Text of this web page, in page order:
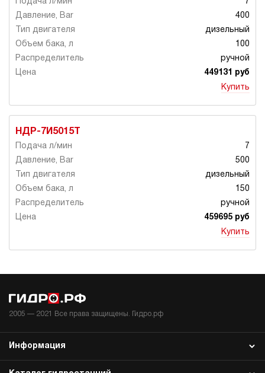
400
дизельный
100
ручной
449131 руб
Купить
НДР-7И5015Т
7
500
дизельный
150
ручной
459695 руб
Купить
2005 — 2021 Все права защищены. Гидро.рф
Информация